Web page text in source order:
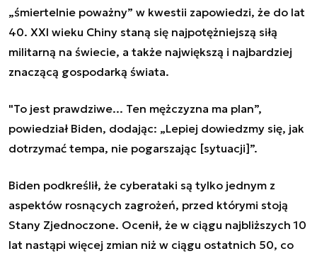
„śmiertelnie poważny” w kwestii zapowiedzi, że do lat
40. XXI wieku Chiny staną się najpotężniejszą siłą
militarną na świecie, a także największą i najbardziej
znaczącą gospodarką świata.
"To jest prawdziwe... Ten mężczyzna ma plan”,
powiedział Biden, dodając: „Lepiej dowiedzmy się, jak
dotrzymać tempa, nie pogarszając [sytuacji]”.
Biden podkreślił, że cyberataki są tylko jednym z
aspektów rosnących zagrożeń, przed którymi stoją
Stany Zjednoczone. Ocenił, że w ciągu najbliższych 10
lat nastąpi więcej zmian niż w ciągu ostatnich 50, co